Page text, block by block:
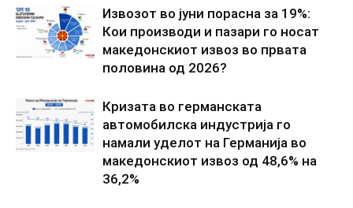
Извозот во јуни порасна за 19%:
Кои производи и пазари го носат
македонскиот извоз во првата
половина од 2026?
Кризата во германската
автомобилска индустрија го
намали уделот на Германија во
македонскиот извоз од 48,6% на
36,2%